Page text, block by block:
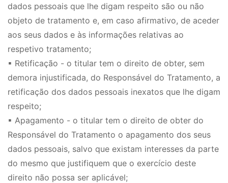
dados pessoais que lhe digam respeito são ou não
objeto de tratamento e, em caso afirmativo, de aceder
aos seus dados e às informações relativas ao
respetivo tratamento;
▪ Retificação - o titular tem o direito de obter, sem
demora injustificada, do Responsável do Tratamento, a
retificação dos dados pessoais inexatos que lhe digam
respeito;
▪ Apagamento - o titular tem o direito de obter do
Responsável do Tratamento o apagamento dos seus
dados pessoais, salvo que existam interesses da parte
do mesmo que justifiquem que o exercício deste
direito não possa ser aplicável;